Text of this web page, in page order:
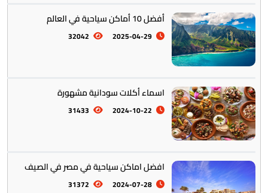
أمريكا الجنوبية || القارة اللاتينية
أستراليا || أوقيانوسيا
أفضل 10 أماكن سياحية في العالم
2025-04-29
32042
اسماء أكلات سودانية مشهورة
2024-10-22
31433
افضل اماكن سياحية في مصر في الصيف
2024-07-28
31372